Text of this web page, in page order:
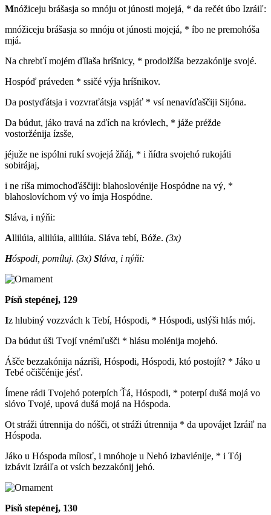
Mnóžiceju brášasja so mnóju ot júnosti mojejá, * da rečét úbo Izráiľ:
mnóžiceju brášasja so mnóju ot júnosti mojejá, * íbo ne premohóša
mjá.
Na chrebťí mojém ďílaša hríšnicy, * prodolžíša bezzakónije svojé.
Hospóď práveden * ssičé výja hríšnikov.
Da postyďátsja i vozvraťátsja vspjáť * vsí nenavíďaščiji Sijóna.
Da búdut, jáko travá na zďích na króvlech, * jáže préžde
vostoržénija ízsše,
jéjuže ne ispólni rukí svojejá žňáj, * i ňídra svojehó rukojáti
sobirájaj,
i ne ríša mimochoďáščiji: blahoslovénije Hospódne na vý, *
blahoslovíchom vý vo ímja Hospódne.
Sláva, i nýňi:
Allilúia, allilúia, allilúia. Sláva tebí, Bóže. (3x)
Hóspodi, pomíluj. (3x) Sláva, i nýňi:
Písň stepénej, 129
Iz hlubiný vozzvách k Tebí, Hóspodi, * Hóspodi, uslýši hlás mój.
Da búdut úši Tvojí vnémľušči * hlásu molénija mojehó.
Ášče bezzakónija názriši, Hóspodi, Hóspodi, któ postojít? * Jáko u
Tebé očiščénije jésť.
Ímene rádi Tvojehó poterpích Ťá, Hóspodi, * poterpí dušá mojá vo
slóvo Tvojé, upová dušá mojá na Hóspoda.
Ot stráži útrennija do nóšči, ot stráži útrennija * da upovájet Izráiľ na
Hóspoda.
Jáko u Hóspoda mílosť, i mnóhoje u Nehó izbavlénije, * i Tój
izbávit Izráiľa ot vsích bezzakónij jehó.
Písň stepénej, 130